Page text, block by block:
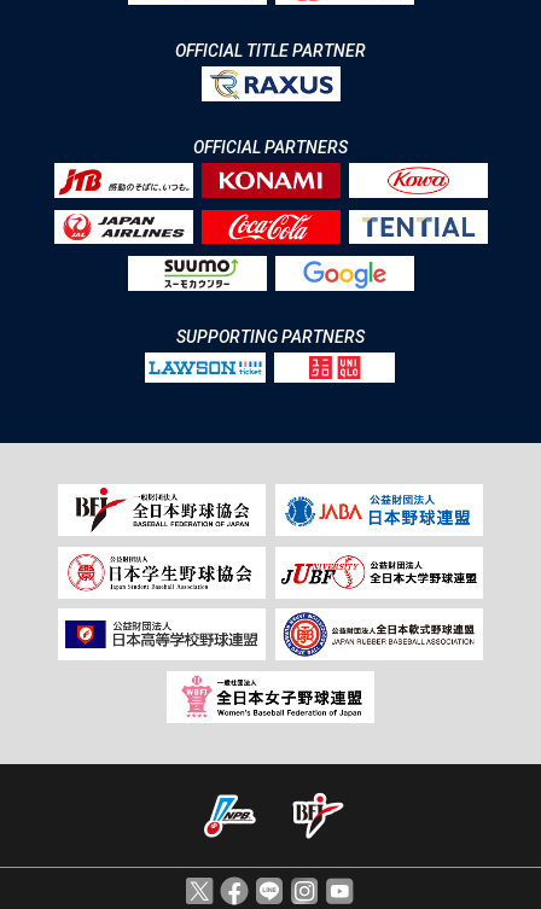
OFFICIAL TITLE PARTNER
OFFICIAL PARTNERS
SUPPORTING PARTNERS